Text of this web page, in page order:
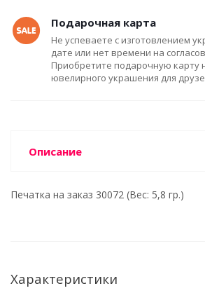
Подарочная карта
Не успеваете с изготовлением
дате или нет времени на
Приобретите подарочную карту
ювелирного украшения для
Описание
Печатка на заказ 30072 (Вес: 5,8 гр.)
Характеристики